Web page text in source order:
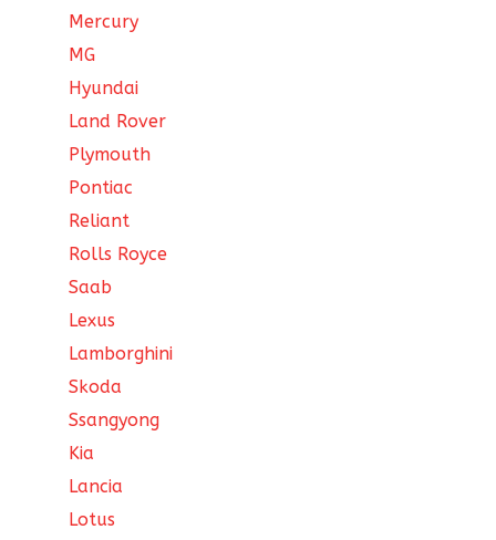
Mercury
MG
Hyundai
Land Rover
Plymouth
Pontiac
Reliant
Rolls Royce
Saab
Lexus
Lamborghini
Skoda
Ssangyong
Kia
Lancia
Lotus